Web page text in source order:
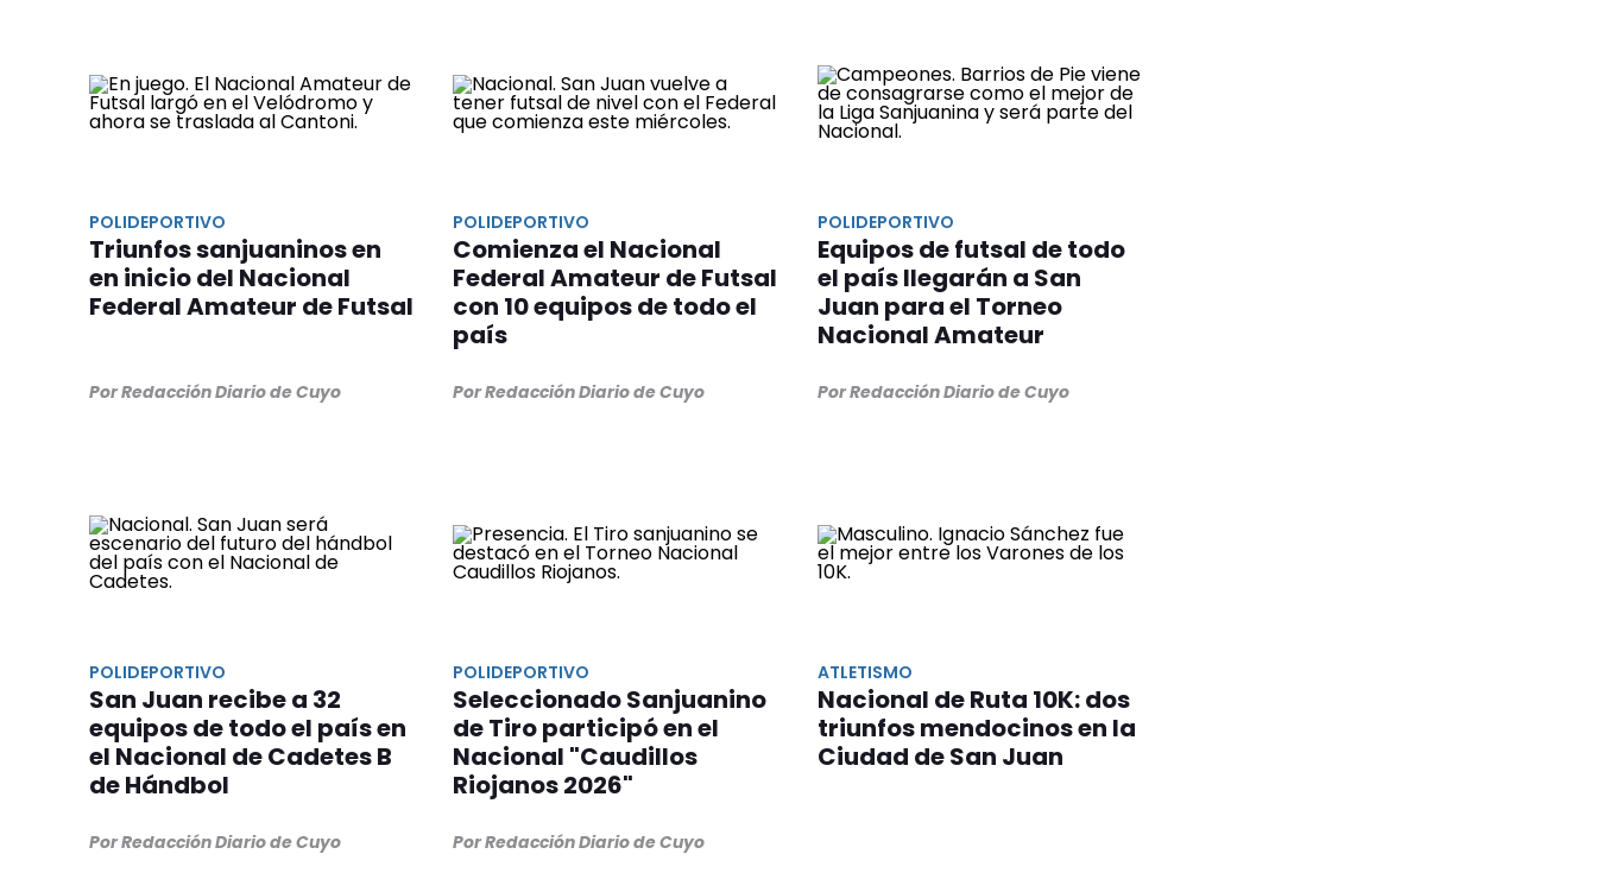
POLIDEPORTIVO
Triunfos sanjuaninos en
en inicio del Nacional
Federal Amateur de Futsal
Por Redacción Diario de Cuyo
POLIDEPORTIVO
Comienza el Nacional
Federal Amateur de Futsal
con 10 equipos de todo el
país
Por Redacción Diario de Cuyo
POLIDEPORTIVO
Equipos de futsal de todo
el país llegarán a San
Juan para el Torneo
Nacional Amateur
Por Redacción Diario de Cuyo
POLIDEPORTIVO
San Juan recibe a 32
equipos de todo el país en
el Nacional de Cadetes B
de Hándbol
Por Redacción Diario de Cuyo
POLIDEPORTIVO
Seleccionado Sanjuanino
de Tiro participó en el
Nacional "Caudillos
Riojanos 2026"
Por Redacción Diario de Cuyo
ATLETISMO
Nacional de Ruta 10K: dos
triunfos mendocinos en la
Ciudad de San Juan